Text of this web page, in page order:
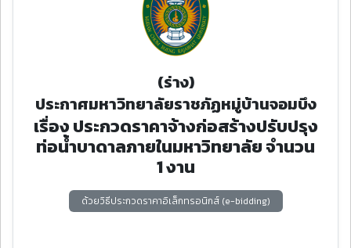
(ร่าง)
ประกาศมหาวิทยาลัยราชภัฏหมู่บ้านจอมบึง
เรื่อง ประกวดราคาจ้างก่อสร้างปรับปรุง
ท่อน้ำบาดาลภายในมหาวิทยาลัย จํานวน
1 งาน
ด้วยวิธีประกวดราคาอิเล็กทรอนิกส์ (e-bidding)